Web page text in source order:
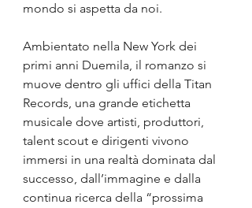
mondo si aspetta da noi.
Ambientato nella New York dei
primi anni Duemila, il romanzo si
muove dentro gli uffici della Titan
Records, una grande etichetta
musicale dove artisti, produttori,
talent scout e dirigenti vivono
immersi in una realtà dominata dal
successo, dall’immagine e dalla
continua ricerca della “prossima